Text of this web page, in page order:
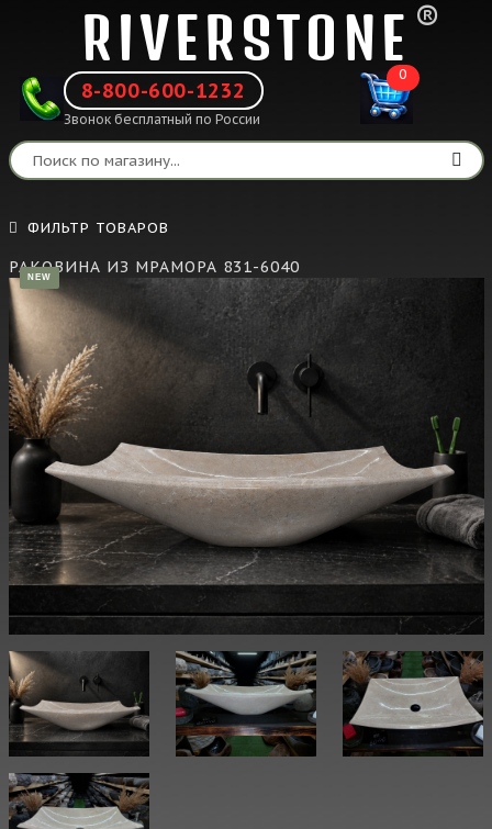
RIVERSTONE ®
8-800-600-1232
Звонок бесплатный по России
0
ФИЛЬТР ТОВАРОВ
РАКОВИНА ИЗ МРАМОРА 831-6040
NEW